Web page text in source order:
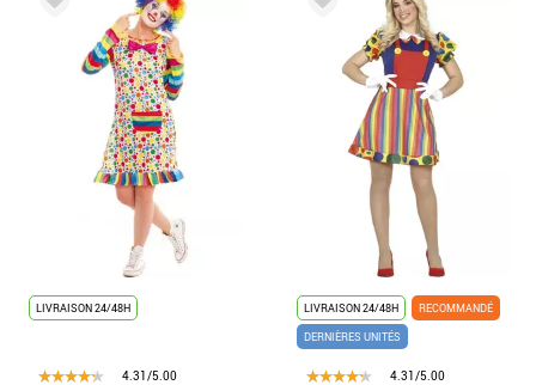
LIVRAISON 24/48H
4.31/5.00
LIVRAISON 24/48H
RECOMMANDÉ
DERNIÈRES UNITÉS
4.31/5.00